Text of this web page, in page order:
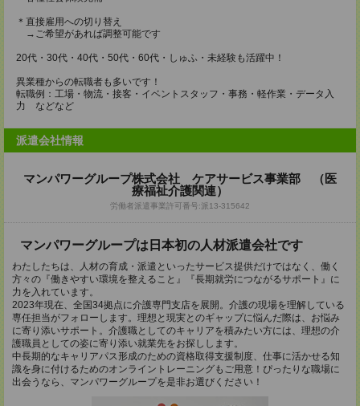
＊直接雇用への切り替え
→ご希望があれば調整可能です
20代・30代・40代・50代・60代・しゅふ・未経験も活躍中！
異業種からの転職者も多いです！
転職例：工場・物流・接客・イベントスタッフ・事務・軽作業・データ入
力 などなど
派遣会社情報
マンパワーグループ株式会社 ケアサービス事業部 （医
療福祉介護関連）
労働者派遣事業許可番号:派13-315642
マンパワーグループは日本初の人材派遣会社です
わたしたちは、人材の育成・派遣といったサービス提供だけではなく、働く
方々の『働きやすい環境を整えること』『長期就労につながるサポート』に
力を入れています。
2023年現在、全国34拠点に介護専門支店を展開。介護の現場を理解している
専任担当がフォローします。理想と現実とのギャップに悩んだ際は、お悩み
に寄り添いサポート。介護職としてのキャリアを積みたい方には、理想の介
護職員としての姿に寄り添い就業先をお探しします。
中長期的なキャリアパス形成のための資格取得支援制度、仕事に活かせる知
識を身に付けるためのオンライントレーニングもご用意！ぴったりな職場に
出会うなら、マンパワーグループを是非お選びください！